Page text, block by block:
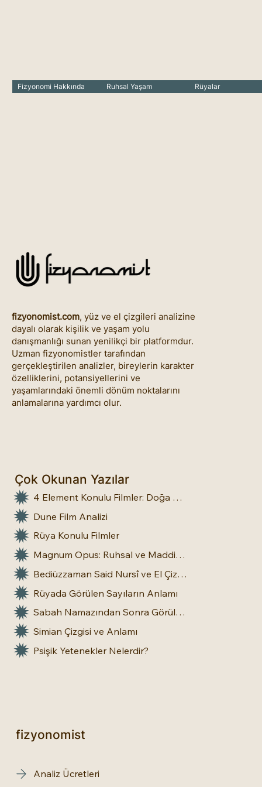
Fizyonomi Hakkında Ruhsal Yaşam Rüyalar
fizyonomist.com, yüz ve el çizgileri analizine
dayalı olarak kişilik ve yaşam yolu
danışmanlığı sunan yenilikçi bir platformdur.
Uzman fizyonomistler tarafından
gerçekleştirilen analizler, bireylerin karakter
özelliklerini, potansiyellerini ve
yaşamlarındaki önemli dönüm noktalarını
anlamalarına yardımcı olur.
Çok Okunan Yazılar
4 Element Konulu Filmler: Doğa Üstü Güçler
Dune Film Analizi
Rüya Konulu Filmler
Magnum Opus: Ruhsal ve Maddi Dönüşümün Büyük Eseri
Bediüzzaman Said Nursî ve El Çizgileri: İnsan Doğasına Dair Bir Bakış
Rüyada Görülen Sayıların Anlamı
Sabah Namazından Sonra Görülen Rüya Gerçek Olur mu?
Simian Çizgisi ve Anlamı
Psişik Yetenekler Nelerdir?
fizyonomist
Analiz Ücretleri